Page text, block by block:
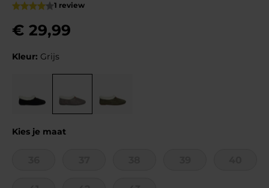
1 review
€ 29,99
Kleur: Grijs
Kies je maat